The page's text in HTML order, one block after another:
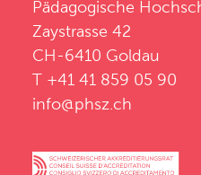
Pädagogische
Zaystrasse 42
CH-6410 Goldau
T +41 41 859 05 90
info@phsz.ch